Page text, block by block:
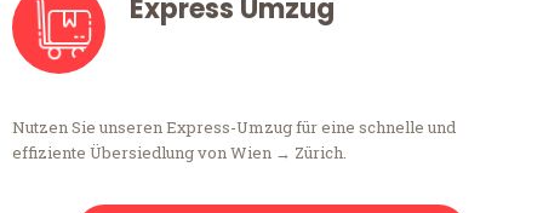
Express Umzug
Nutzen Sie unseren Express-Umzug für eine schnelle und
effiziente Übersiedlung von Wien → Zürich.